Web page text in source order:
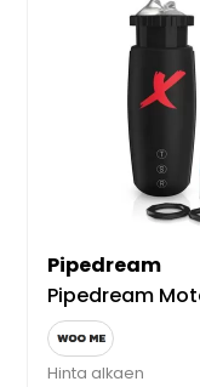
Pipedream
Pipedream Moto-
Hinta alkaen